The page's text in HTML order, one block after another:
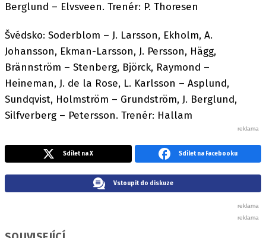
Berglund – Elvsveen. Trenér: P. Thoresen
Švédsko: Soderblom – J. Larsson, Ekholm, A.
Johansson, Ekman-Larsson, J. Persson, Hägg,
Brännström – Stenberg, Björck, Raymond –
Heineman, J. de la Rose, L. Karlsson – Asplund,
Sundqvist, Holmström – Grundström, J. Berglund,
Silfverberg – Petersson. Trenér: Hallam
Sdílet na X Sdílet na Facebooku
Vstoupit do diskuze